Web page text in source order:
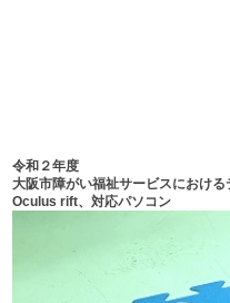
令和２年度
大阪市障がい福祉サービスにおけ
Oculus rift、対応パソコン